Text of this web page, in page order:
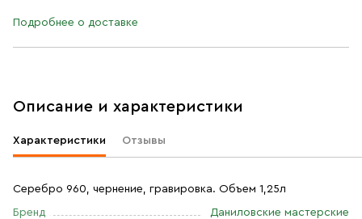
Подробнее о доставке
Описание и характеристики
Характеристики Отзывы
Серебро 960, чернение, гравировка. Объем 1,25л
Бренд Даниловские мастерские